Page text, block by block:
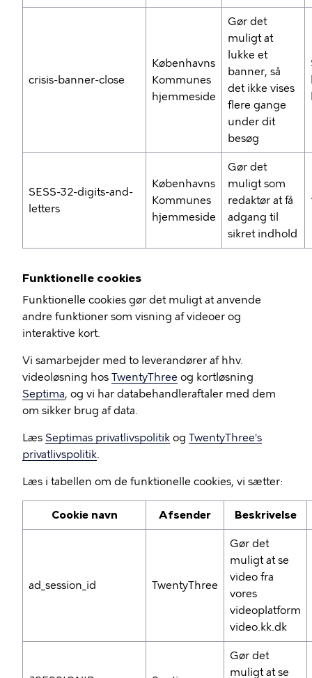
crisis-banner-close
Københavns
Kommunes
hjemmeside
Gør det
muligt at
lukke et
banner, så
det ikke vises
flere gange
under dit
besøg
SESS-32-digits-and-
letters
Københavns
Kommunes
hjemmeside
Gør det
muligt som
redaktør at få
adgang til
sikret indhold
Funktionelle cookies
Funktionelle cookies gør det muligt at anvende
andre funktioner som visning af videoer og
interaktive kort.
Vi samarbejder med to leverandører af hhv.
videoløsning hos TwentyThree og kortløsning
Septima, og vi har databehandleraftaler med dem
om sikker brug af data.
Læs Septimas privatlivspolitik og TwentyThree's
privatlivspolitik.
Læs i tabellen om de funktionelle cookies, vi sætter:
Cookie navn Afsender Beskrivelse
ad_session_id TwentyThree
Gør det
muligt at se
video fra
vores
videoplatform
video.kk.dk
Gør det
muligt at se